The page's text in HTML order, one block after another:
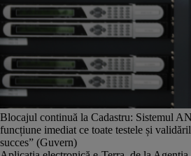
Blocajul continuă la Cadastru: Sistemul
funcțiune imediat ce toate testele și
succes” (Guvern)